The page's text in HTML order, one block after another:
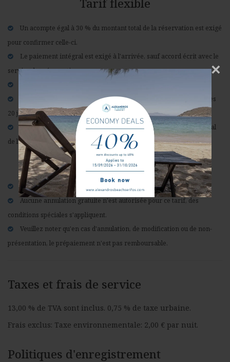
×
Un acompte égal à 30 % du montant total de la réservation est exigé
pour confirmer celle-ci.
Le paiement intégral est exigé à l'arrivée, sauf accord écrit avec le
service des réservations.
50% du montant total sera facturé pour les annulations effectuées
20 jours ou moins avant l'arrivée.
En cas de non-présentation ou de départ anticipé, le montant total
de la réservation sera facturé.
Tarif non remboursable
Le prépaiement intégral est exigé au moment de la réservation.
Aucune annulation gratuite n'est autorisée pour ce tarif, des
conditions spéciales s'appliquent.
Veuillez noter qu'en cas d'annulation, de modification ou de non-
présentation, le prépaiement n'est pas remboursable.
Taxes et frais de service
13,00 % de TVA sont inclus. 0,75 % de taxe urbaine.
Frais exclus: Taxe environnementale: 2,00 € par nuit.
Politiques d'enregistrement